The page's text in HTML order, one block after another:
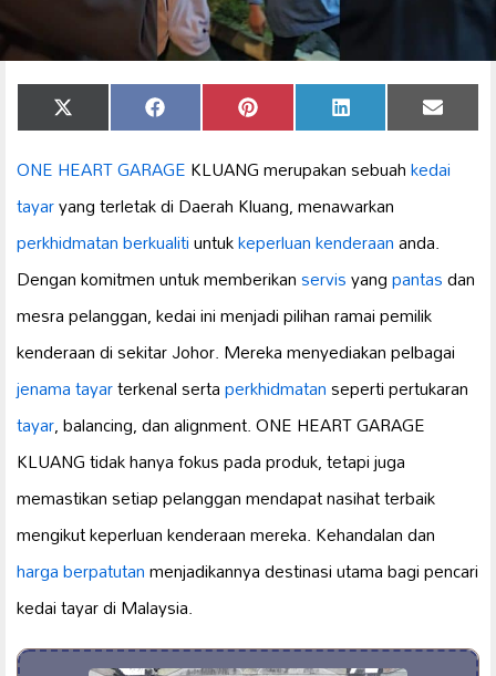
Share
on
X
(Twitter)
Share
on
Facebook Share
on
Pinterest Share
on
LinkedIn Share
on
Email
ONE HEART GARAGEKLUANG merupakan sebuahkedai
tayaryang terletak di Daerah Kluang, menawarkan
perkhidmatan berkualitiuntukkeperluan kenderaananda.
Dengan komitmen untuk memberikanservisyangpantasdan
mesra pelanggan, kedai ini menjadi pilihan ramai pemilik
kenderaan di sekitar Johor. Mereka menyediakan pelbagai
jenama tayarterkenal sertaperkhidmatanseperti pertukaran
tayar, balancing, dan alignment. ONE HEART GARAGE
KLUANG tidak hanya fokus pada produk, tetapi juga
memastikan setiap pelanggan mendapat nasihat terbaik
mengikut keperluan kenderaan mereka. Kehandalan dan
harga berpatutanmenjadikannya destinasi utama bagi pencari
kedai tayar di Malaysia.